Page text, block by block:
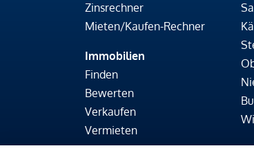
Zinsrechner
Mieten/Kaufen-Rechner
Immobilien
Finden
Bewerten
Verkaufen
Vermieten